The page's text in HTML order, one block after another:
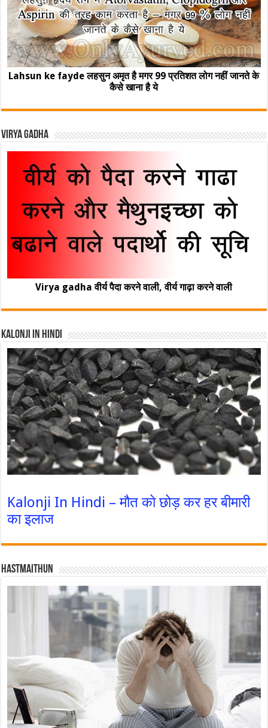
Lahsun ke fayde लहसुन अमृत है मगर 99 प्रतिशत लोग नहीं जानते के
कैसे खाना है ये
Virya Gadha
Virya gadha वीर्य पैदा करने वाली, वीर्य गाढ़ा करने वाली
Kalonji In Hindi
Kalonji In Hindi – मौत को छोड़ कर हर बीमारी
का इलाज
Hastmaithun